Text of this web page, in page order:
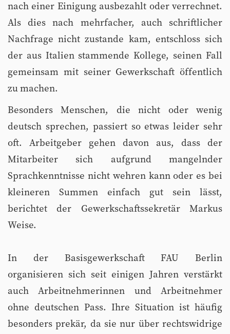
nach einer Einigung ausbezahlt oder verrechnet.
Als dies nach mehrfacher, auch schriftlicher
Nachfrage nicht zustande kam, entschloss sich
der aus Italien stammende Kollege, seinen Fall
gemeinsam mit seiner Gewerkschaft öffentlich
zu machen.
Besonders Menschen, die nicht oder wenig
deutsch sprechen, passiert so etwas leider sehr
oft. Arbeitgeber gehen davon aus, dass der
Mitarbeiter sich aufgrund mangelnder
Sprachkenntnisse nicht wehren kann oder es bei
kleineren Summen einfach gut sein lässt,
berichtet der Gewerkschaftssekretär Markus
Weise.
In der Basisgewerkschaft FAU Berlin
organisieren sich seit einigen Jahren verstärkt
auch Arbeitnehmerinnen und Arbeitnehmer
ohne deutschen Pass. Ihre Situation ist häufig
besonders prekär, da sie nur über rechtswidrige